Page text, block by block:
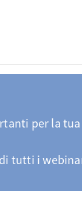
per la tua
tutti i